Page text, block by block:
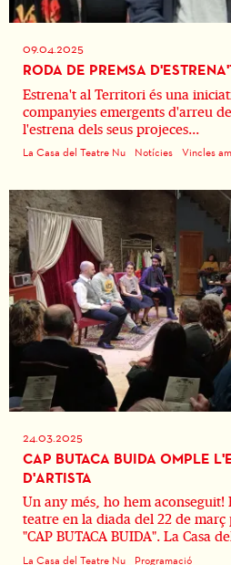
09.04.2025
RODA DE PREMSA
Estrena't al Territori és una
companyies emergents d'arreu
l'estrena dels seus projeces...
La Casa del Teatre Nu Notícies Vincles
24.03.2025
CAP BUTACA BUIDA OMPLE
D'ARTISTA
Un any més, ho hem
teatre en la diada del 22 de
"CAP BUTACA BUIDA". La Casa
La Casa del Teatre Nu Programació